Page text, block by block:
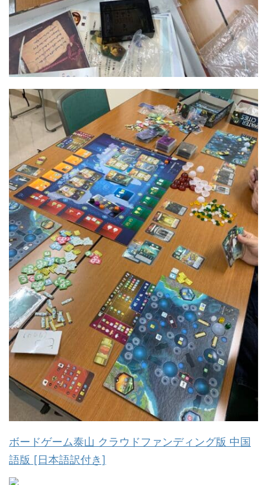
ボードゲーム泰山 クラウドファンディング版 中国
語版 [日本語訳付き]